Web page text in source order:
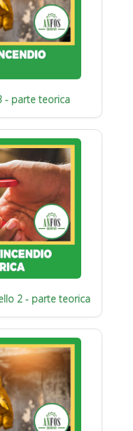
- parte teorica
2 - parte teorica